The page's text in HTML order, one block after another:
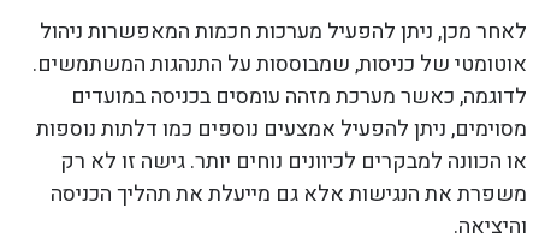
לאחר מכן, ניתן להפעיל מערכות חכמות המאפשרות ניהול
אוטומטי של כניסות, שמבוססות על התנהגות המשתמשים.
לדוגמה, כאשר מערכת מזהה עומסים בכניסה במועדים
מסוימים, ניתן להפעיל אמצעים נוספים כמו דלתות נוספות
או הכוונה למבקרים לכיוונים נוחים יותר. גישה זו לא רק
משפרת את הנגישות אלא גם מייעלת את תהליך הכניסה
והיציאה.